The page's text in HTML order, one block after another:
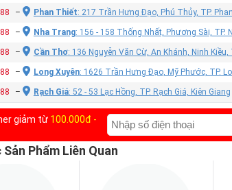
– Phan Thiết: 217 Trần Hưng Đạo, Phú Thủy, TP.
– Nha Trang: 156 - 158 Thống Nhất, Phương Sài, TP.
– Cần Thơ: 136 Nguyễn Văn Cừ, An Khánh, Ninh Kiều,
– Long Xuyên: 1626 Trần Hưng Đạo, Mỹ Phước, TP.
– Rạch Giá: 52 - 53 Lạc Hồng, TP. Rạch Giá, Kiên Giang
giảm từ 100.000đ -
Sản Phẩm Liên Quan